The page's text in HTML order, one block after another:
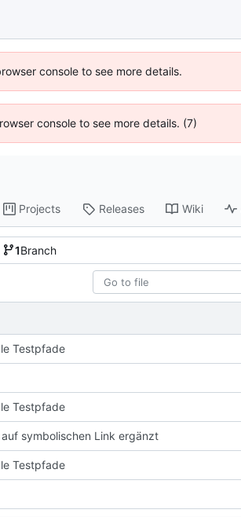
console to see more details.
console to see more details. (7)
Projects Releases Wiki
1Branch
Testpfade
Testpfade
auf symbolischen Link ergänzt
Testpfade